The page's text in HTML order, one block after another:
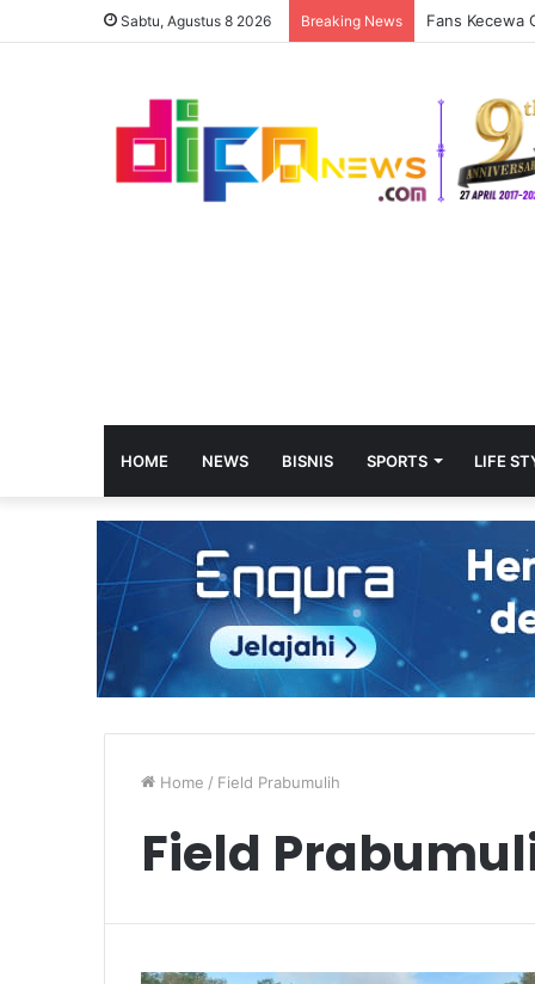
Sabtu, Agustus 8 2026 Breaking News Fans Kecewa
HOME NEWS BISNIS SPORTS LIFE
Home / Field Prabumulih
Field